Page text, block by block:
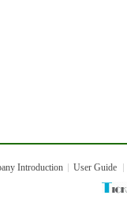
Introduction User Guide